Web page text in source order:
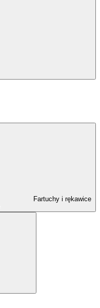
Fartuchy i rękawice